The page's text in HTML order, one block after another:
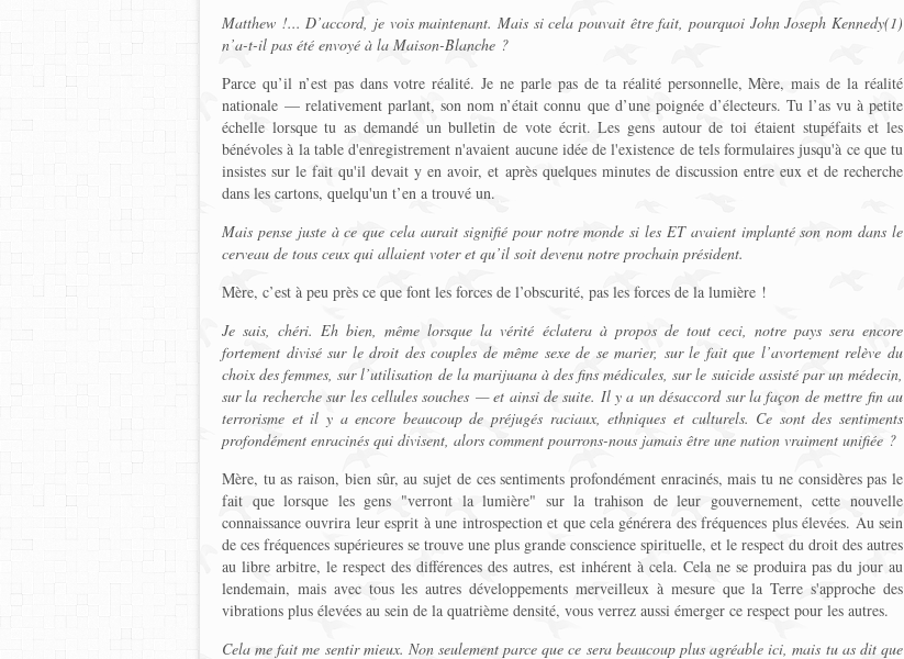
Matthew !... D’accord, je vois maintenant. Mais si cela pouvait être fait, pourquoi John Joseph Kennedy(1)
n’a-t-il pas été envoyé à la Maison-Blanche ?
Parce qu’il n’est pas dans votre réalité. Je ne parle pas de ta réalité personnelle, Mère, mais de la réalité
nationale — relativement parlant, son nom n’était connu que d’une poignée d’électeurs. Tu l’as vu à petite
échelle lorsque tu as demandé un bulletin de vote écrit. Les gens autour de toi étaient stupéfaits et les
bénévoles à la table d'enregistrement n'avaient aucune idée de l'existence de tels formulaires jusqu'à ce que tu
insistes sur le fait qu'il devait y en avoir, et après quelques minutes de discussion entre eux et de recherche
dans les cartons, quelqu'un t’en a trouvé un.
Mais pense juste à ce que cela aurait signifié pour notre monde si les ET avaient implanté son nom dans le
cerveau de tous ceux qui allaient voter et qu’il soit devenu notre prochain président.
Mère, c’est à peu près ce que font les forces de l’obscurité, pas les forces de la lumière !
Je sais, chéri. Eh bien, même lorsque la vérité éclatera à propos de tout ceci, notre pays sera encore
fortement divisé sur le droit des couples de même sexe de se marier, sur le fait que l’avortement relève du
choix des femmes, sur l’utilisation de la marijuana à des fins médicales, sur le suicide assisté par un médecin,
sur la recherche sur les cellules souches — et ainsi de suite. Il y a un désaccord sur la façon de mettre fin au
terrorisme et il y a encore beaucoup de préjugés raciaux, ethniques et culturels. Ce sont des sentiments
profondément enracinés qui divisent, alors comment pourrons-nous jamais être une nation vraiment unifiée ?
Mère, tu as raison, bien sûr, au sujet de ces sentiments profondément enracinés, mais tu ne considères pas le
fait que lorsque les gens "verront la lumière" sur la trahison de leur gouvernement, cette nouvelle
connaissance ouvrira leur esprit à une introspection et que cela générera des fréquences plus élevées. Au sein
de ces fréquences supérieures se trouve une plus grande conscience spirituelle, et le respect du droit des autres
au libre arbitre, le respect des différences des autres, est inhérent à cela. Cela ne se produira pas du jour au
lendemain, mais avec tous les autres développements merveilleux à mesure que la Terre s'approche des
vibrations plus élevées au sein de la quatrième densité, vous verrez aussi émerger ce respect pour les autres.
Cela me fait me sentir mieux. Non seulement parce que ce sera beaucoup plus agréable ici, mais tu as dit que